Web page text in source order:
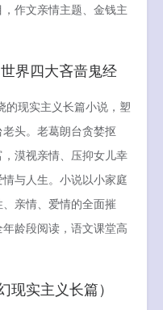
作文亲情主题、金钱主
界四大吝啬鬼经
的现实主义长篇小说，塑
头。老葛朗台贪婪抠
漠视亲情、压抑女儿幸
与人生。小说以小家庭
亲情、爱情的全面摧
龄段阅读，语文课堂高
现实主义长篇）